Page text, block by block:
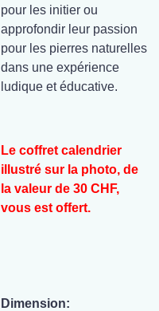
pour les initier ou
approfondir leur passion
pour les pierres naturelles
dans une expérience
ludique et éducative.
Le coffret calendrier
illustré sur la photo, de
la valeur de 30 CHF,
vous est offert.
Dimension: